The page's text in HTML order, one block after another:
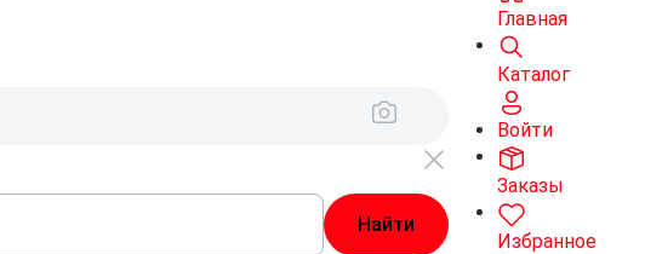
Главная
Каталог
Войти
Заказы
Избранное